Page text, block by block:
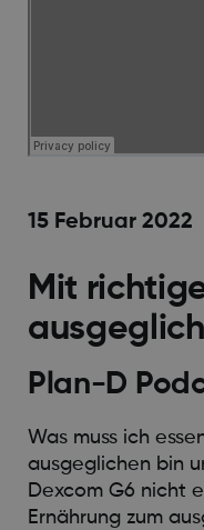
15 Februar 2022
Mit
Plan-D
Was muss ich
ausgeglichen bin
Dexcom G6 nicht
Ernährung zum